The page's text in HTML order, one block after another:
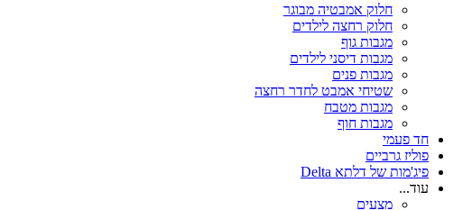
חלוק אמבטיה מבוגר
חלוק רחצה לילדים
מגבות גוף
מגבות דיסני לילדים
מגבות פנים
שטיחי אמבט לחדר רחצה
מגבות מטבח
מגבות חוף
חד פעמי
פוליז גרביים
פיג'מות של דלתא Delta
עוד...
מצעים